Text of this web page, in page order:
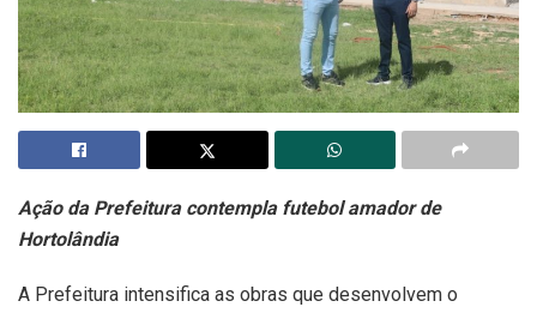
Ação da Prefeitura contempla futebol amador de
Hortolândia
A Prefeitura intensifica as obras que desenvolvem o